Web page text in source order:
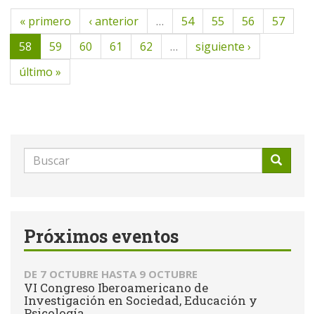
« primero ‹ anterior … 54 55 56
57
58
59 60 61 62 …
siguiente ›
último »
Formulario
de
Próximos eventos
DE 7 OCTUBRE HASTA 9 OCTUBRE
VI Congreso Iberoamericano de
Investigación en Sociedad, Educación y